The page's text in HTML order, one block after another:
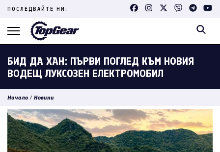
Skip
content
ПОСЛЕДВАЙТЕ НИ:
БИД ДА ХАН: ПЪРВИ ПОГЛЕД КЪМ НОВИЯ
ВОДЕЩ ЛУКСОЗЕН ЕЛЕКТРОМОБИЛ
Начало / Новини